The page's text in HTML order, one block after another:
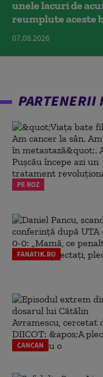
unele lacuri de
reumplute aceste
07.08.2026
PARTENERII
PE ROZ
FANATIK.RO
CANCAN